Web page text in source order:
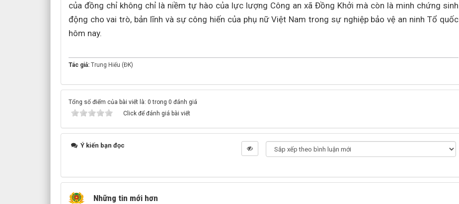
của đồng chỉ không chỉ là niềm tự hào của lực lượng Công an xã Đồng Khởi mà còn là minh chứng sinh
động cho vai trò, bản lĩnh và sự công hiến của phụ nữ Việt Nam trong sự nghiệp bảo vệ an ninh Tổ quốc
hôm nay.
Tác giả: Trung Hiếu (ĐK)
Tổng số điểm của bài viết là: 0 trong 0 đánh giá
Click để đánh giá bài viết
Ý kiến bạn đọc
Những tin mới hơn